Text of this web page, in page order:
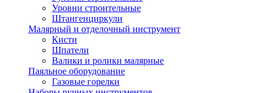
Уровни строительные
Штангенциркули
Малярный и отделочный инструмент
Кисти
Шпатели
Валики и ролики малярные
Паяльное оборудование
Газовые горелки